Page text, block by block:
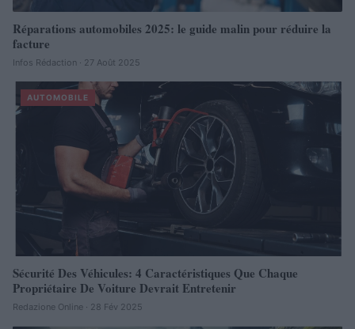
Réparations automobiles 2025: le guide malin pour réduire la
facture
Infos Rédaction · 27 Août 2025
AUTOMOBILE
Sécurité Des Véhicules: 4 Caractéristiques Que Chaque
Propriétaire De Voiture Devrait Entretenir
Redazione Online · 28 Fév 2025